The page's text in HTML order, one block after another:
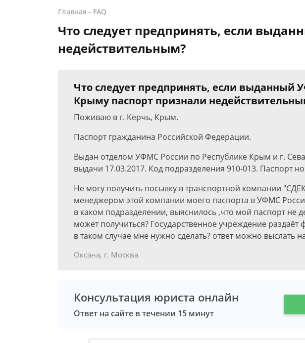
Главная - FAQ
Что следует предпринять, если
недействительным?
Что следует предпринять, если выданный
Крыму паспорт признали
Поживаю в г. Керчь, Крым.
Паспорт гражданина Российской Федерации.
Выдан отделом УФМС России по Республике Крым и г.
выдачи 17.03.2017. Код подразделения 910-013. Паспорт
Не могу получить посылку в транспортной компании
менеджером этой компании моего паспорта в УФМС
в каком подразделении, выяснилось ,что мой паспорт не
может получиться? Государственное учреждение
в таком случае мне нужно сделать? ответ можно выслать
Оксана, г. Москва
Консультация юриста онлайн
Ответ на сайте в течении 15 минут